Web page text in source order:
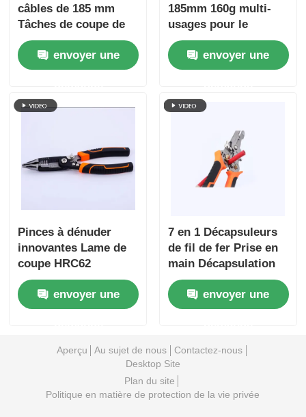
câbles de 185 mm
Tâches de coupe de
câbles 7 en 1 Tâches
de coupe de câbles
multi-fonctionnelles
câbles Tâches de
câbles Tâches de
coupe de câbles
envoyer une
185mm 160g multi-
usages pour le
dénudage de câbles,
la coupe de fils, le
sertissage et
à main fendus 4Cr13
envoyer une
Pinces à dénuder
innovantes Lame de
coupe HRC62
Capacité de câble 15
mm Outil à main pour
dénuder les fils à
envoyer une
7 en 1 Décapsuleurs
de fil de fer Prise en
main Décapsulation
Coupe Enroulement
Crimping Porte-
ongles Serrure
envoyer une
Aperçu Au sujet de nous
Contactez-nous
Desktop Site
Plan du site
Politique en matière de protection de la vie privée